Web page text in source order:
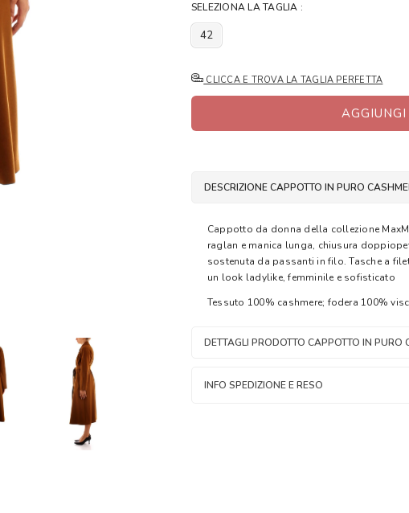
SELEZIONA LA TAGLIA :
42
CLICCA E TROVA LA TAGLIA PERFETTA
DESCRIZIONE CAPPOTTO IN PURO
Cappotto da donna della collezione
raglan e manica lunga, chiusura
sostenuta da passanti in filo. Tasche a
un look ladylike, femminile e sofisticato
Tessuto 100% cashmere; fodera 100%
DETTAGLI PRODOTTO CAPPOTTO IN PURO
INFO SPEDIZIONE E RESO